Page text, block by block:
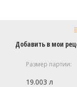
Добавить в мои
Размер партии:
19.003 л